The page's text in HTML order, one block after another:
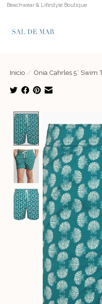
Beachwear & Lifestyle Boutique
Inicio / Onia Cahrles 5¨ Swim